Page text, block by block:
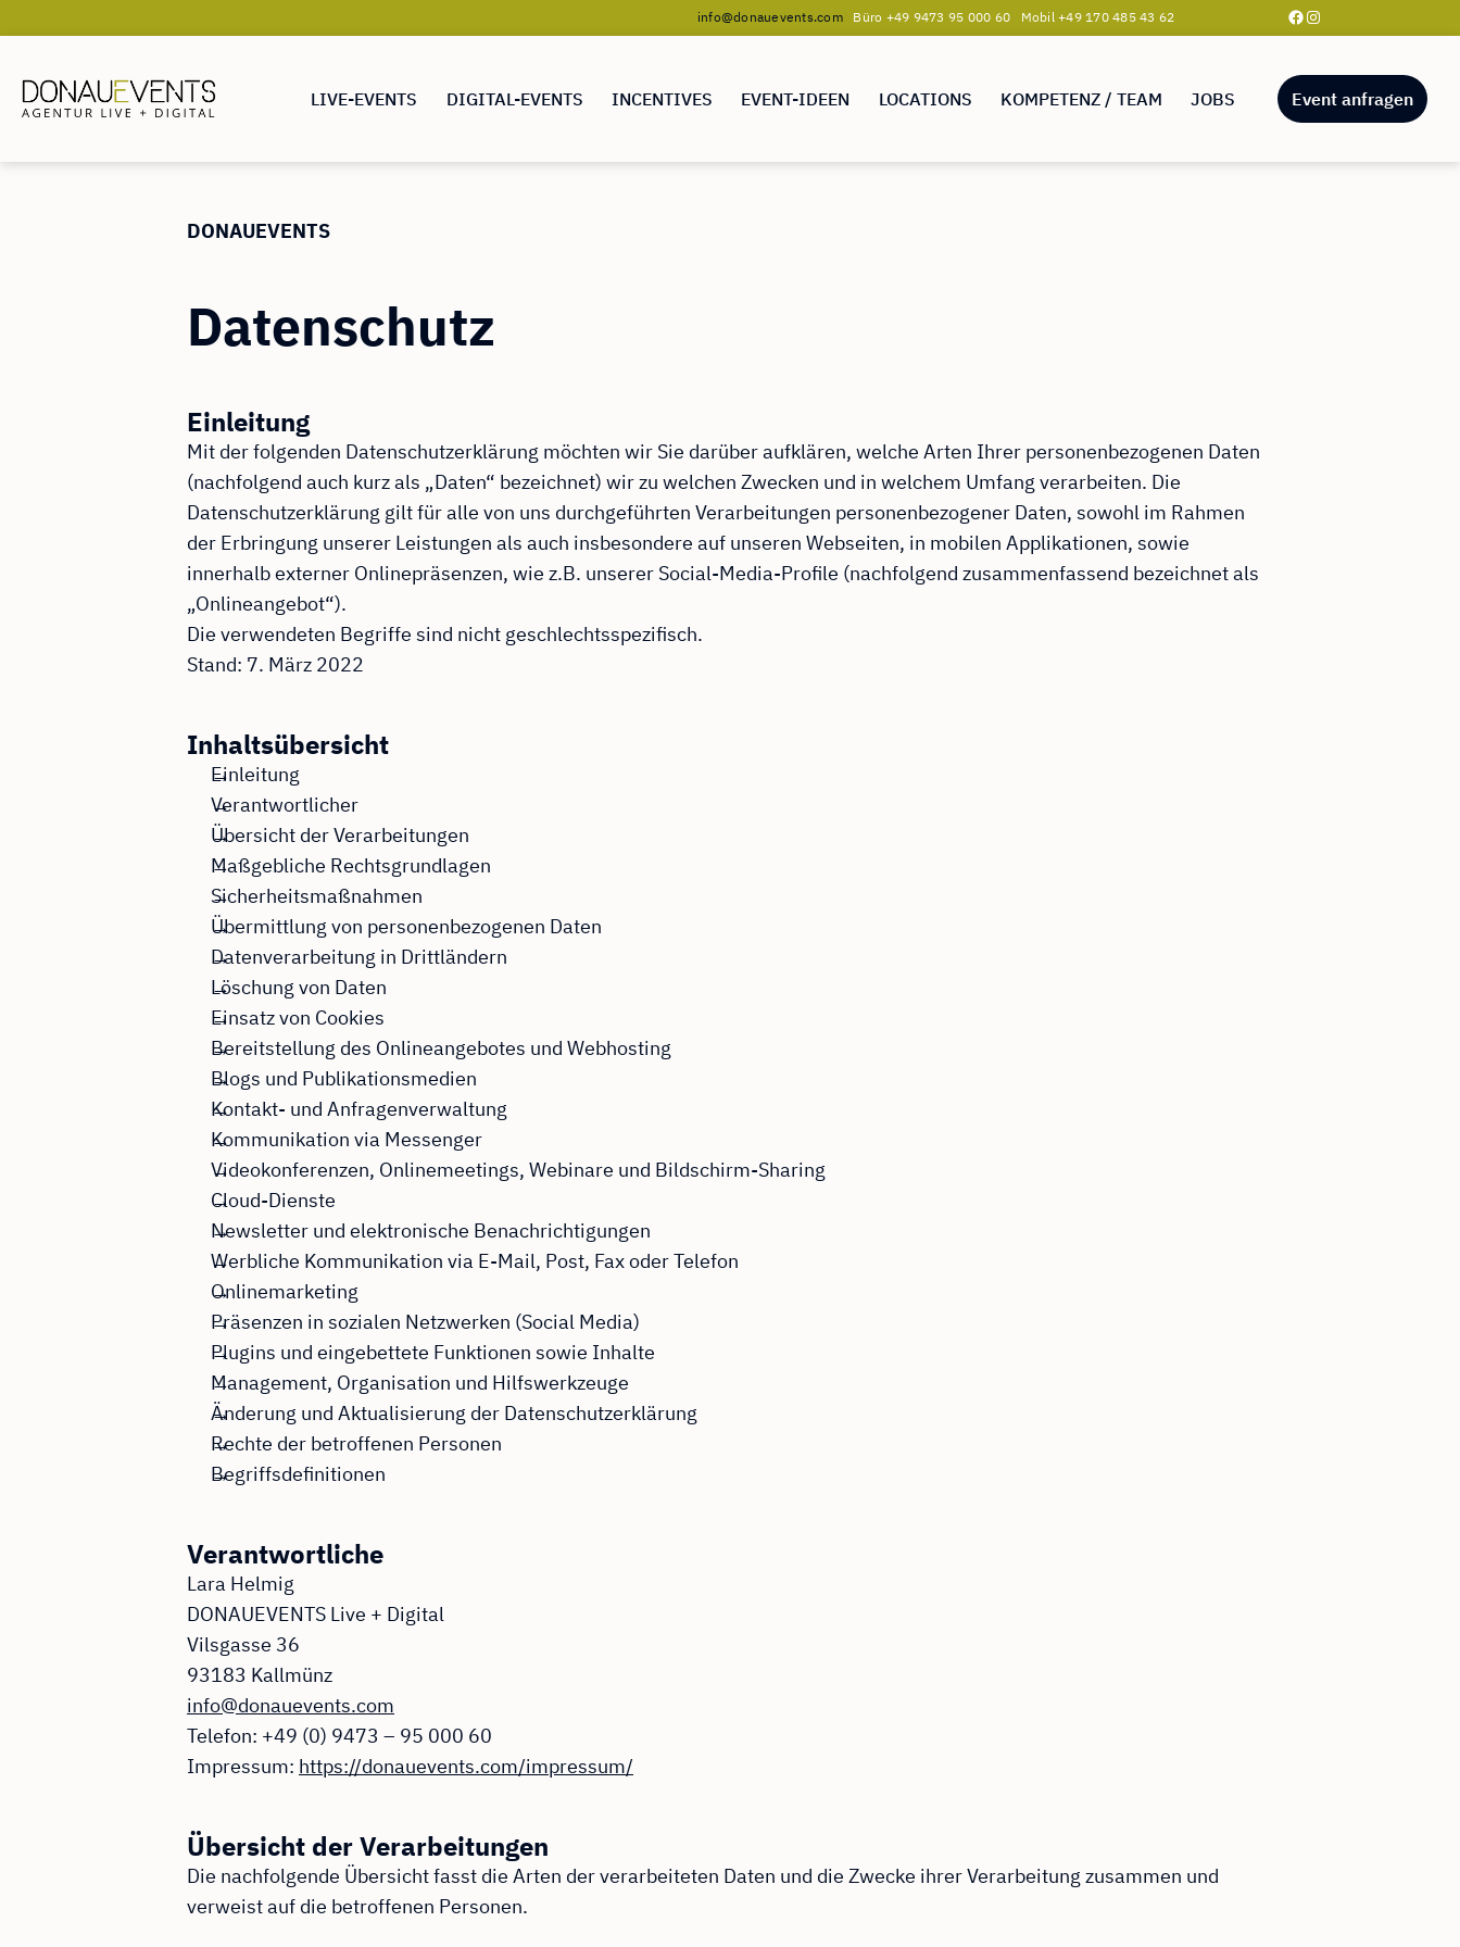
info@donauevents.comBüro +49 9473 95 000 60 Mobil +49 170 485 43 62 Facebook
Instagram
LIVE-EVENTS DIGITAL-EVENTS INCENTIVES EVENT-IDEEN LOCATIONS KOMPETENZ / TEAM JOBS Event anfragen
DONAUEVENTS
Datenschutz
Einleitung
Mit der folgenden Datenschutzerklärung möchten wir Sie darüber aufklären, welche Arten Ihrer personenbezogenen Daten
(nachfolgend auch kurz als „Daten“ bezeichnet) wir zu welchen Zwecken und in welchem Umfang verarbeiten. Die
Datenschutzerklärung gilt für alle von uns durchgeführten Verarbeitungen personenbezogener Daten, sowohl im Rahmen
der Erbringung unserer Leistungen als auch insbesondere auf unseren Webseiten, in mobilen Applikationen, sowie
innerhalb externer Onlinepräsenzen, wie z.B. unserer Social-Media-Profile (nachfolgend zusammenfassend bezeichnet als
„Onlineangebot“).
Die verwendeten Begriffe sind nicht geschlechtsspezifisch.
Stand: 7. März 2022
Inhaltsübersicht
Einleitung
Verantwortlicher
Übersicht der Verarbeitungen
Maßgebliche Rechtsgrundlagen
Sicherheitsmaßnahmen
Übermittlung von personenbezogenen Daten
Datenverarbeitung in Drittländern
Löschung von Daten
Einsatz von Cookies
Bereitstellung des Onlineangebotes und Webhosting
Blogs und Publikationsmedien
Kontakt- und Anfragenverwaltung
Kommunikation via Messenger
Videokonferenzen, Onlinemeetings, Webinare und Bildschirm-Sharing
Cloud-Dienste
Newsletter und elektronische Benachrichtigungen
Werbliche Kommunikation via E-Mail, Post, Fax oder Telefon
Onlinemarketing
Präsenzen in sozialen Netzwerken (Social Media)
Plugins und eingebettete Funktionen sowie Inhalte
Management, Organisation und Hilfswerkzeuge
Änderung und Aktualisierung der Datenschutzerklärung
Rechte der betroffenen Personen
Begriffsdefinitionen
Verantwortliche
Lara Helmig
DONAUEVENTS Live + Digital
Vilsgasse 36
93183 Kallmünz
info@donauevents.com
Telefon: +49 (0) 9473 – 95 000 60
Impressum: https://donauevents.com/impressum/
Übersicht der Verarbeitungen
Die nachfolgende Übersicht fasst die Arten der verarbeiteten Daten und die Zwecke ihrer Verarbeitung zusammen und
verweist auf die betroffenen Personen.